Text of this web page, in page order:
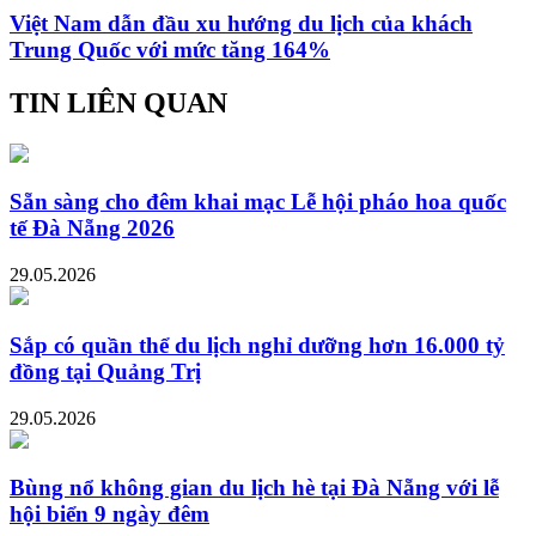
Việt Nam dẫn đầu xu hướng du lịch của khách
Trung Quốc với mức tăng 164%
TIN LIÊN QUAN
Sẵn sàng cho đêm khai mạc Lễ hội pháo hoa quốc
tế Đà Nẵng 2026
29.05.2026
Sắp có quần thể du lịch nghỉ dưỡng hơn 16.000 tỷ
đồng tại Quảng Trị
29.05.2026
Bùng nổ không gian du lịch hè tại Đà Nẵng với lễ
hội biển 9 ngày đêm